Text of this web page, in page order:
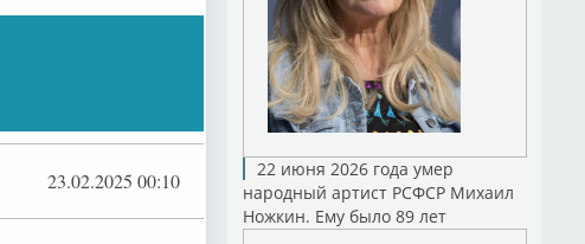
23.02.2025 00:10
22 июня 2026 года умер
народный артист РСФСР Михаил
Ножкин. Ему было 89 лет